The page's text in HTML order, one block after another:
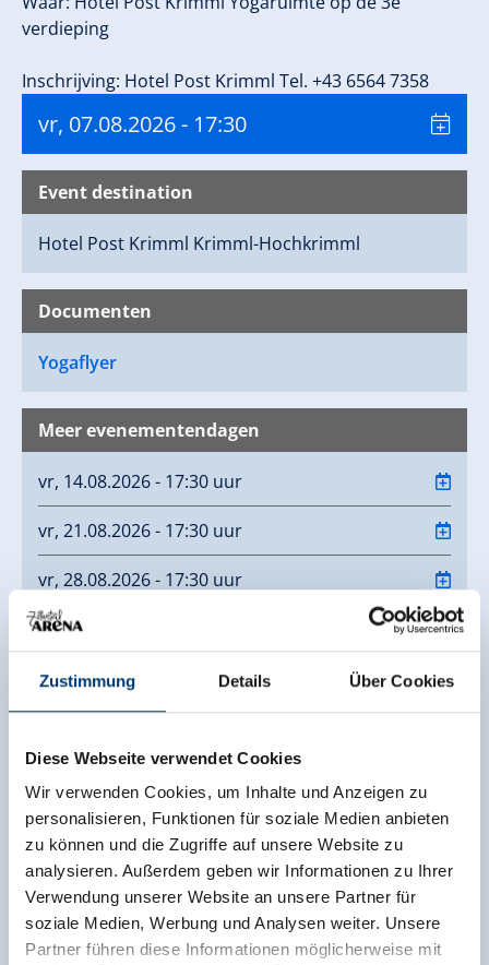
Zustimmung Details Über Cookies
Diese Webseite verwendet Cookies
Wir verwenden Cookies, um Inhalte und Anzeigen zu
personalisieren, Funktionen für soziale Medien anbieten
zu können und die Zugriffe auf unsere Website zu
analysieren. Außerdem geben wir Informationen zu Ihrer
Verwendung unserer Website an unsere Partner für
soziale Medien, Werbung und Analysen weiter. Unsere
Partner führen diese Informationen möglicherweise mit
verdieping
Inschrijving: Hotel Post Krimml Tel. +43 6564 7358
vr, 07.08.2026- 17:30
Event destination
Hotel Post Krimml Krimml-Hochkrimml
Documenten
Yogaflyer
Meer evenementendagen
vr, 14.08.2026 - 17:30 uur
vr, 21.08.2026 - 17:30 uur
vr, 28.08.2026 - 17:30 uur
Neem contact op met
Hotel Post Krimml GmbH
5743 Krimml
+43 6564 7358
info@hotelpost-krimml.at
www.hotelpost-krimml.at
Terug naar het overzicht